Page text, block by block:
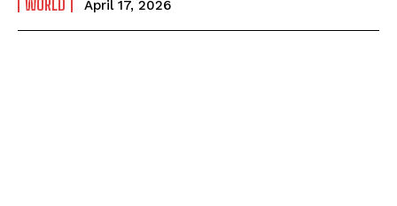
WORLD April 17, 2026